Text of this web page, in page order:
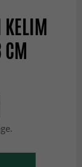
KELIM